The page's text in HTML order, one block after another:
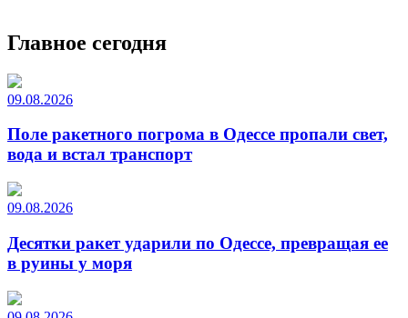
Главное сегодня
09.08.2026
Поле ракетного погрома в Одессе пропали свет,
вода и встал транспорт
09.08.2026
Десятки ракет ударили по Одессе, превращая ее
в руины у моря